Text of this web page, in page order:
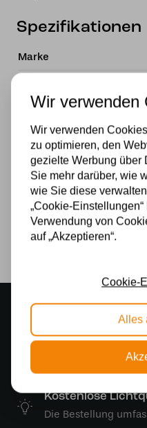
Spezifikationen
Marke
Material
Stromversorgung
Lichtquelle
Stimmungsvoller
500 m2 großes
Kostenloser
Kostenlose
Die Bestellung
Wir verwenden
Wir verwenden
zu optimieren, den
gezielte Werbung über
Sie mehr darüber, wie
wie Sie diese
„Cookie-
Verwendung von
auf „Akzeptieren“.
Cookie-
Alles